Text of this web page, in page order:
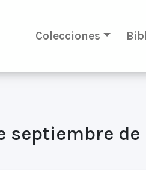
Colecciones
septiembre de